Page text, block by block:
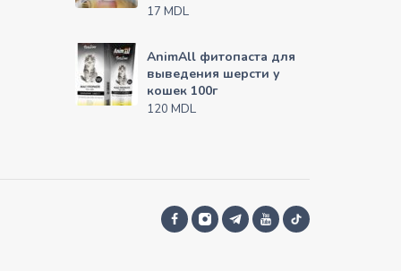
17 MDL
AnimAll фитопаста для
выведения шерсти у
кошек 100г
120 MDL